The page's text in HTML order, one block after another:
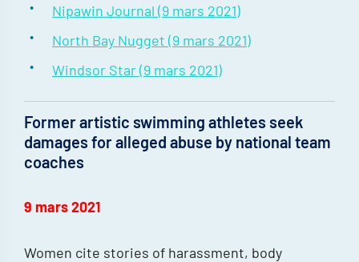
Nipawin Journal (9 mars 2021)
North Bay Nugget (9 mars 2021)
Windsor Star (9 mars 2021)
Former artistic swimming athletes seek
damages for alleged abuse by national team
coaches
9 mars 2021
Women cite stories of harassment, body